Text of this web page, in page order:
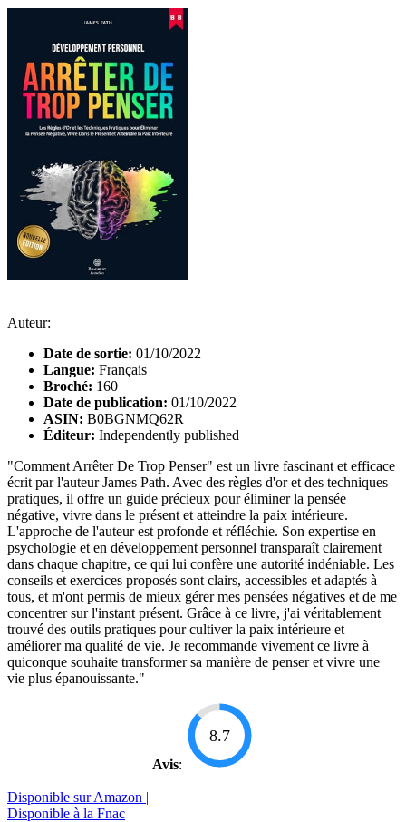
Auteur:
Date de sortie: 01/10/2022
Langue: Français
Broché: 160
Date de publication: 01/10/2022
ASIN: B0BGNMQ62R
Éditeur: Independently published
"Comment Arrêter De Trop Penser" est un livre fascinant et efficace
écrit par l'auteur James Path. Avec des règles d'or et des techniques
pratiques, il offre un guide précieux pour éliminer la pensée
négative, vivre dans le présent et atteindre la paix intérieure.
L'approche de l'auteur est profonde et réfléchie. Son expertise en
psychologie et en développement personnel transparaît clairement
dans chaque chapitre, ce qui lui confère une autorité indéniable. Les
conseils et exercices proposés sont clairs, accessibles et adaptés à
tous, et m'ont permis de mieux gérer mes pensées négatives et de me
concentrer sur l'instant présent. Grâce à ce livre, j'ai véritablement
trouvé des outils pratiques pour cultiver la paix intérieure et
améliorer ma qualité de vie. Je recommande vivement ce livre à
quiconque souhaite transformer sa manière de penser et vivre une
vie plus épanouissante."
Avis:
8.7
Disponible sur Amazon |
Disponible à la Fnac